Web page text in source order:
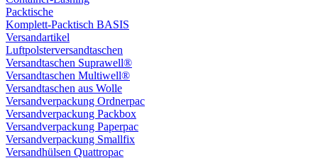
Packtische
Komplett-Packtisch BASIS
Versandartikel
Luftpolsterversandtaschen
Versandtaschen Suprawell®
Versandtaschen Multiwell®
Versandtaschen aus Wolle
Versandverpackung Ordnerpac
Versandverpackung Packbox
Versandverpackung Paperpac
Versandverpackung Smallfix
Versandhülsen Quattropac